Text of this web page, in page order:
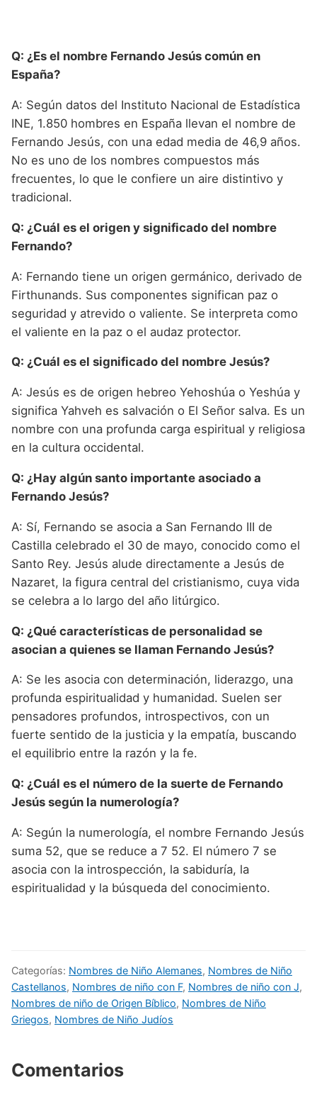
Q: ¿Es el nombre Fernando Jesús común en
España?
A: Según datos del Instituto Nacional de Estadística
INE, 1.850 hombres en España llevan el nombre de
Fernando Jesús, con una edad media de 46,9 años.
No es uno de los nombres compuestos más
frecuentes, lo que le confiere un aire distintivo y
tradicional.
Q: ¿Cuál es el origen y significado del nombre
Fernando?
A: Fernando tiene un origen germánico, derivado de
Firthunands. Sus componentes significan paz o
seguridad y atrevido o valiente. Se interpreta como
el valiente en la paz o el audaz protector.
Q: ¿Cuál es el significado del nombre Jesús?
A: Jesús es de origen hebreo Yehoshúa o Yeshúa y
significa Yahveh es salvación o El Señor salva. Es un
nombre con una profunda carga espiritual y religiosa
en la cultura occidental.
Q: ¿Hay algún santo importante asociado a
Fernando Jesús?
A: Sí, Fernando se asocia a San Fernando III de
Castilla celebrado el 30 de mayo, conocido como el
Santo Rey. Jesús alude directamente a Jesús de
Nazaret, la figura central del cristianismo, cuya vida
se celebra a lo largo del año litúrgico.
Q: ¿Qué características de personalidad se
asocian a quienes se llaman Fernando Jesús?
A: Se les asocia con determinación, liderazgo, una
profunda espiritualidad y humanidad. Suelen ser
pensadores profundos, introspectivos, con un
fuerte sentido de la justicia y la empatía, buscando
el equilibrio entre la razón y la fe.
Q: ¿Cuál es el número de la suerte de Fernando
Jesús según la numerología?
A: Según la numerología, el nombre Fernando Jesús
suma 52, que se reduce a 7 52. El número 7 se
asocia con la introspección, la sabiduría, la
espiritualidad y la búsqueda del conocimiento.
Categorías: Nombres de Niño Alemanes, Nombres de Niño
Castellanos, Nombres de niño con F, Nombres de niño con J,
Nombres de niño de Origen Bíblico, Nombres de Niño
Griegos, Nombres de Niño Judíos
Comentarios